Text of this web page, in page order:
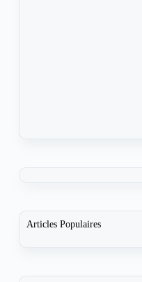
Articles Populaires